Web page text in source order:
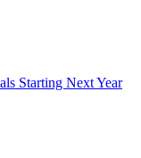
Starting Next Year